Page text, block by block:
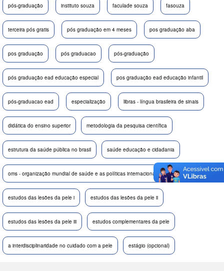
pós-graduação instituto souza faculade souza fasouza
terceira pós gratis pós graduação em 4 meses pos graduação aba
pos graduação pós graduacao pós-graduação
pós graduação ead educação especial pos graduação ead educação infantil
pós-graduacao ead especialização libras - língua brasileira de sinais
didática do ensino superior metodologia da pesquisa científica
estrutura da saúde pública no brasil saúde educação e cidadania
oms - organização mundial de saúde e as políticas internacionais estudo da pele
estudos das lesões da pele i estudos das lesões da pele ii
estudos das lesões da pele iii estudos complementares da pele
a interdisciplinaridade no cuidado com a pele estágio (opcional)